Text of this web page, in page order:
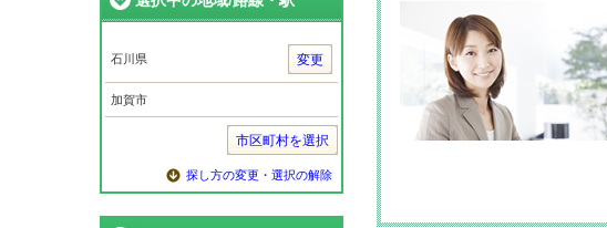
石川県 変更
加賀市
市区町村を選択
探し方の変更・選択の解除